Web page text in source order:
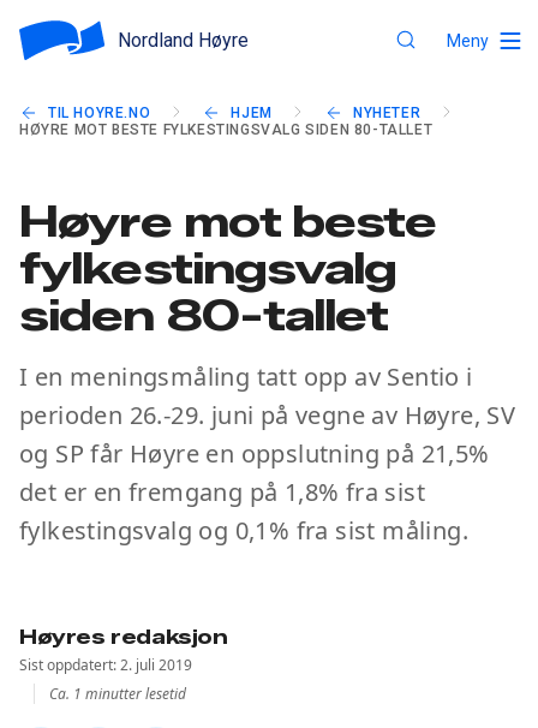
Nordland Høyre Meny
TIL HOYRE.NO HJEM
NYHETER
HØYRE MOT BESTE FYLKESTINGSVALG SIDEN 80-TALLET
Høyre mot beste
fylkestingsvalg
siden 80-tallet
I en meningsmåling tatt opp av Sentio i
perioden 26.-29. juni på vegne av Høyre, SV
og SP får Høyre en oppslutning på 21,5%
det er en fremgang på 1,8% fra sist
fylkestingsvalg og 0,1% fra sist måling.
Høyres redaksjon
Sist oppdatert: 2. juli 2019
Ca. 1 minutter lesetid